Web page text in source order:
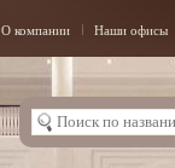
О компании Наши офисы